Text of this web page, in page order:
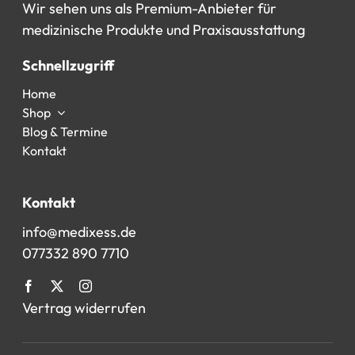
Wir sehen uns als Premium-Anbieter für
medizinische Produkte und Praxisausstattung
Schnellzugriff
Home
Shop
Blog & Termine
Kontakt
Kontakt
info@medixess.de
077332 890 7710
Vertrag widerrufen